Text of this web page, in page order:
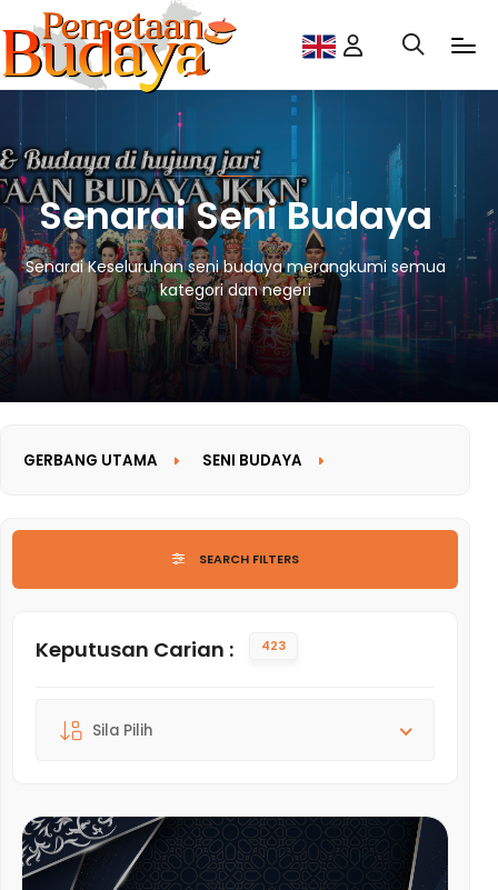
Senarai Seni Budaya
Senarai Keseluruhan seni budaya merangkumi semua
kategori dan negeri
GERBANG UTAMA SENI BUDAYA
SENARAI
SEARCH FILTERS
Keputusan Carian : 423
Susunan :Sila Pilih